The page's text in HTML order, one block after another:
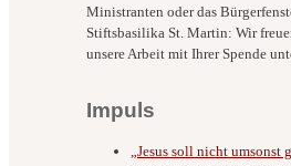
Ministranten oder das
Stiftsbasilika St. Martin: Wir
unsere Arbeit mit Ihrer Spende
Impuls
„Jesus soll nicht umsonst